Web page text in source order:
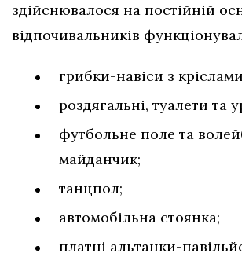
здійснювалося на постійній
відпочивальників
грибки-навіси з
роздягальні, туалети та
футбольне поле та
майданчик;
танцпол;
автомобільна стоянка;
платні альтанки-